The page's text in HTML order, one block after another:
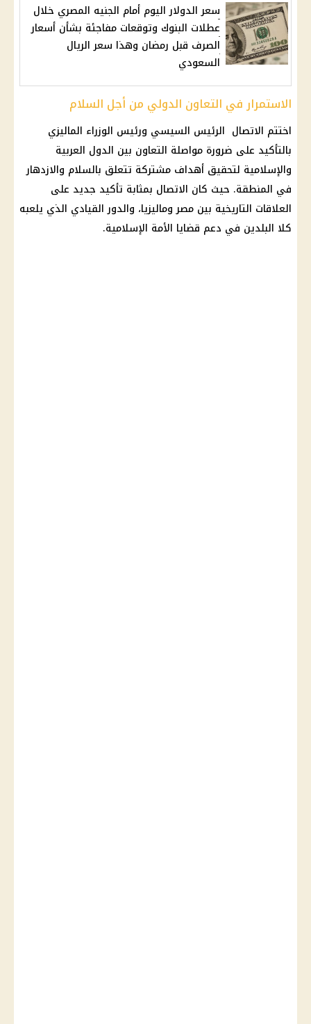
سعر الدولار اليوم أمام الجنيه المصري خلال
عطلات البنوك وتوقعات مفاجئة بشأن أسعار
الصرف قبل رمضان وهذا سعر الريال
السعودي
الاستمرار في التعاون الدولي من أجل السلام
اختتم الاتصال الرئيس السيسي ورئيس الوزراء الماليزي
بالتأكيد على ضرورة مواصلة التعاون بين الدول العربية
والإسلامية لتحقيق أهداف مشتركة تتعلق بالسلام والازدهار
في المنطقة. حيث كان الاتصال بمثابة تأكيد جديد على
العلاقات التاريخية بين مصر وماليزيا، والدور القيادي الذي يلعبه
كلا البلدين في دعم قضايا الأمة الإسلامية.